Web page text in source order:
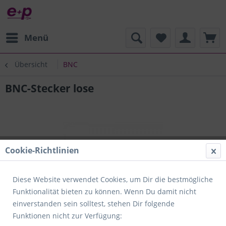
Menü
Übersicht BNC
BNC-Stecker lose
Cookie-Richtlinien
Diese Website verwendet Cookies, um Dir die bestmögliche
Funktionalität bieten zu können. Wenn Du damit nicht
einverstanden sein solltest, stehen Dir folgende
Funktionen nicht zur Verfügung: